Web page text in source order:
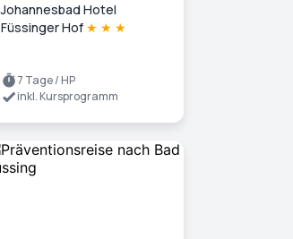
Johannesbad Hotel
Füssinger Hof ★ ★ ★
7 Tage / HP
inkl. Kursprogramm